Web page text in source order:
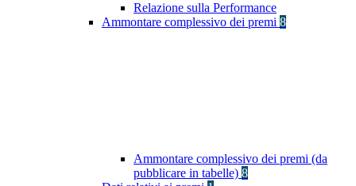
Relazione sulla Performance
Ammontare complessivo dei premi 8
Ammontare complessivo dei premi (da
pubblicare in tabelle) 8